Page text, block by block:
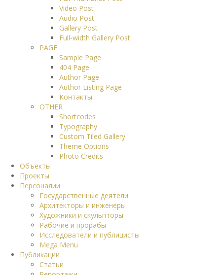
Video Post
Audio Post
Gallery Post
Full-width Gallery Post
PAGE
Sample Page
404 Page
Author Page
Author Listing Page
Контакты
OTHER
Shortcodes
Typography
Custom Tiled Gallery
Theme Options
Photo Credits
Объекты
Проекты
Персоналии
Государственные деятели
Архитекторы и инженеры
Художники и скульпторы
Рабочие и прорабы
Исследователи и публицисты
Mega Menu
Публикации
Статьи